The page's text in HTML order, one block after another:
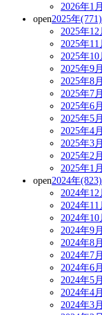
2026年1
open2025年(771)
2025年12
2025年11
2025年10
2025年9
2025年8
2025年7
2025年6
2025年5
2025年4
2025年3
2025年2
2025年1
open2024年(823)
2024年12
2024年11
2024年10
2024年9
2024年8
2024年7
2024年6
2024年5
2024年4
2024年3